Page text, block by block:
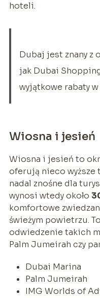
hoteli.
Dubaj jest znany z
jak Dubai
wyjątkowe rabaty
Wiosna i jesień
Wiosna i jesień to
oferują nieco wyższe
nadal znośne dla
wynosi wtedy około
komfortowe
świeżym powietrzu.
odwiedzenie takich
Palm Jumeirah czy
Dubai Marina
Palm Jumeirah
IMG Worlds of